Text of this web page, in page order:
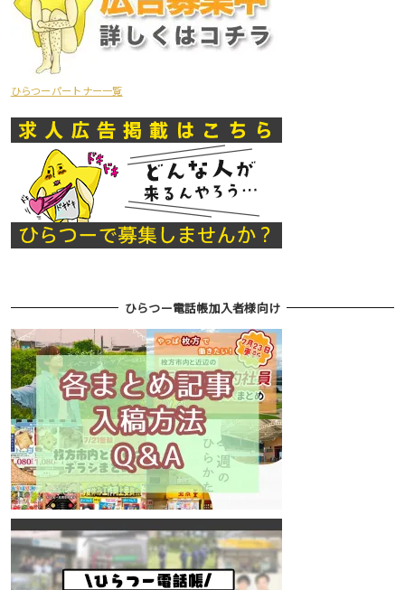
ひらつーパートナー一覧
ひらつー電話帳加入者様向け